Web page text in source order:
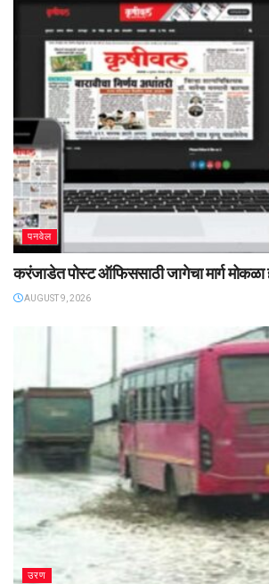
पनवेल
करंजाडेत पोस्ट ऑफिससाठी जागेचा मार्ग मोकळा
AUGUST 9, 2026
उरण